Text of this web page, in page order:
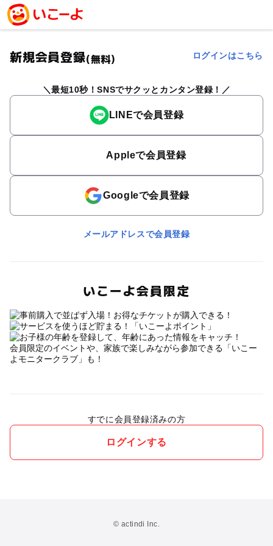
新規会員登録(無料) ログインはこちら
最短10秒！SNSでサクッとカンタン登録！
LINEで会員登録
Appleで会員登録
Googleで会員登録
メールアドレスで会員登録
いこーよ会員限定
会員限定のイベントや、家族で楽しみながら参加できる「いこー
よモニタークラブ」も！
すでに会員登録済みの方
ログインする
© actindi Inc.